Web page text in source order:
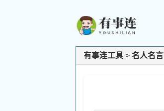
有事连工具 > 名人名言